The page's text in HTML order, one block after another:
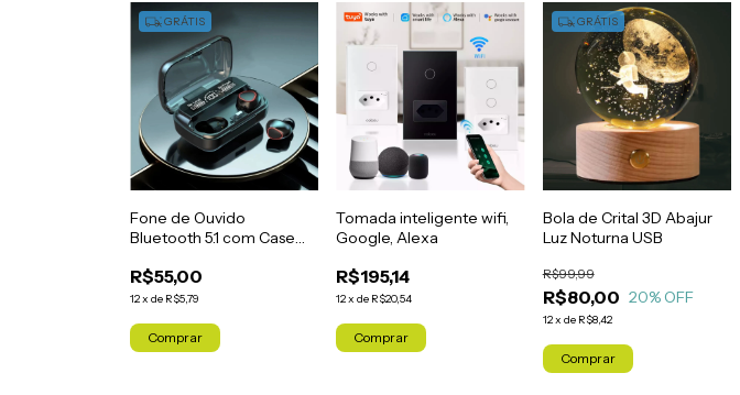
GRÁTIS
Fone de Ouvido
Bluetooth 5.1 com Case
água
R$55,00
12x de R$5,79
Tomada inteligente wifi,
Google, Alexa
R$195,14
12xde R$20,54
Comprar
GRÁTIS
Bola de Crital 3D Abajur
Luz Noturna USB
R$80,00
R$99,99
20% OFF
12x de R$8,42
Comprar